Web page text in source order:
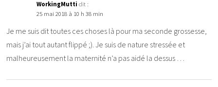
WorkingMutti dit :
25 mai 2018 à 10 h 38 min
Je me suis dit toutes ces choses là pour ma seconde grossesse,
mais j’ai tout autant flippé ;). Je suis de nature stressée et
malheureusement la maternité n’a pas aidé la dessus …